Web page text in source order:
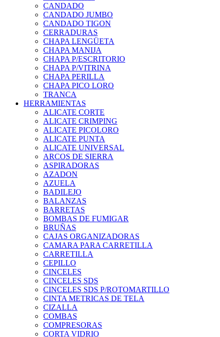
CANDADO
CANDADO JUMBO
CANDADO TIGON
CERRADURAS
CHAPA LENGÜETA
CHAPA MANIJA
CHAPA P/ESCRITORIO
CHAPA P/VITRINA
CHAPA PERILLA
CHAPA PICO LORO
TRANCA
HERRAMIENTAS
ALICATE CORTE
ALICATE CRIMPING
ALICATE PICOLORO
ALICATE PUNTA
ALICATE UNIVERSAL
ARCOS DE SIERRA
ASPIRADORAS
AZADON
AZUELA
BADILEJO
BALANZAS
BARRETAS
BOMBAS DE FUMIGAR
BRUÑAS
CAJAS ORGANIZADORAS
CAMARA PARA CARRETILLA
CARRETILLA
CEPILLO
CINCELES
CINCELES SDS
CINCELES SDS P/ROTOMARTILLO
CINTA METRICAS DE TELA
CIZALLA
COMBAS
COMPRESORAS
CORTA VIDRIO